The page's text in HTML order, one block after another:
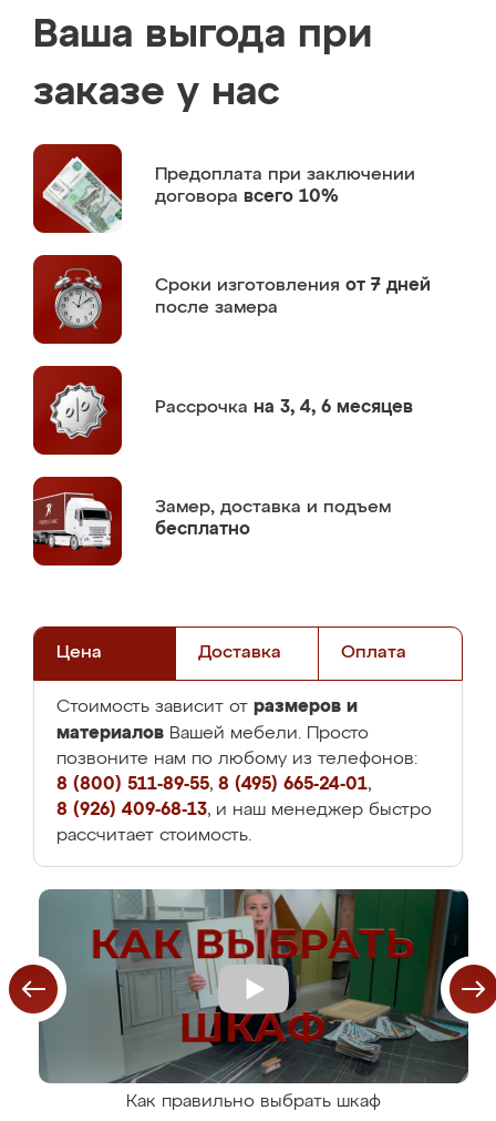
Ваша выгода при
заказе у нас
Предоплата при заключении
договора всего 10%
Сроки изготовления от 7 дней
после замера
Рассрочка на 3, 4, 6 месяцев
Замер, доставка и подъем
бесплатно
Цена Доставка Оплата
Стоимость зависит от размеров и
материалов Вашей мебели. Просто
позвоните нам по любому из телефонов:
8 (800) 511-89-55, 8 (495) 665-24-01,
8 (926) 409-68-13, и наш менеджер быстро
рассчитает стоимость.
Как правильно выбрать шкаф